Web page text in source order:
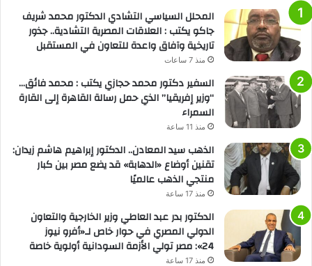
المحلل السياسي التشادي الدكتور محمد شريف
جاكو يكتب : العلاقات المصرية التشادية.. جذور
تاريخية وآفاق واعدة للتعاون في المستقبل
منذ 7 ساعات
السفير دكتور محمد حجازي يكتب : محمد فائق…
“وزير إفريقيا” الذي حمل رسالة القاهرة إلى القارة
السمراء
منذ 11 ساعة
الذهب سيد المعادن.. الدكتور إبراهيم هاشم زيدان:
تقنين أوضاع «الدهابة» قد يضع مصر بين كبار
منتجي الذهب عالميًا
منذ 17 ساعة
الدكتور بدر عبد العاطي وزير الخارجية والتعاون
الدولي المصري في حوار خاص لـ«أفرو نيوز
24»: مصر تولي الأزمة السودانية أولوية خاصة
منذ 17 ساعة